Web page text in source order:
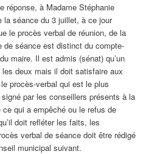
réponse, à Madame Stéphanie
la séance du 3 juillet, à ce jour
le procès verbal de réunion, de la
de séance est distinct du compte-
maire. Il est admis (sénat) qu’un
deux mais il doit satisfaire aux
procès-verbal qui est le plus
par les conseillers présents à la
qui a empêché ou le refus de
doit refléter les faits, les
verbal de séance doit être rédigé
municipal suivant.